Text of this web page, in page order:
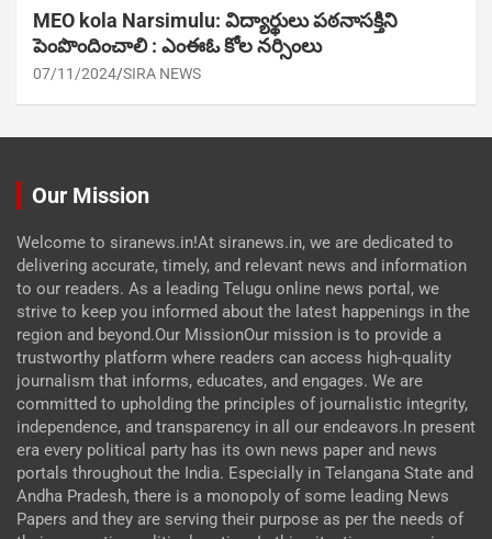
MEO kola Narsimulu: విద్యార్థులు పఠ‌నాసక్తిని
పెంపొందించాలి : ఎంఈఓ కోల నర్సింలు
07/11/2024 SIRA NEWS
Our Mission
Welcome to siranews.in!At siranews.in, we are dedicated to
delivering accurate, timely, and relevant news and information
to our readers. As a leading Telugu online news portal, we
strive to keep you informed about the latest happenings in the
region and beyond.Our MissionOur mission is to provide a
trustworthy platform where readers can access high-quality
journalism that informs, educates, and engages. We are
committed to upholding the principles of journalistic integrity,
independence, and transparency in all our endeavors.In present
era every political party has its own news paper and news
portals throughout the India. Especially in Telangana State and
Andha Pradesh, there is a monopoly of some leading News
Papers and they are serving their purpose as per the needs of